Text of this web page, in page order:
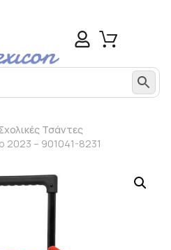
Τσάντες
2023 – 901041-8231